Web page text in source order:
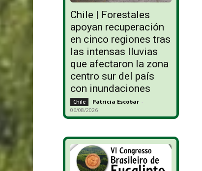
Chile | Forestales
apoyan recuperación
en cinco regiones tras
las intensas lluvias
que afectaron la zona
centro sur del país
con inundaciones
Chile Patricia Escobar -
06/08/2026